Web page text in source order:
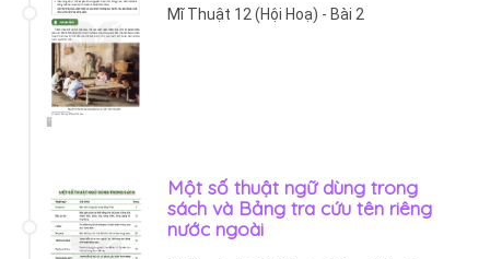
Mĩ Thuật 12 (Hội Hoạ) - Bài 2
Một số thuật ngữ dùng trong
sách và Bảng tra cứu tên riêng
nước ngoài